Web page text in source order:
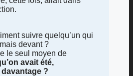
suivre quelqu’un qui
devant ?
le seul moyen de
avait été,
?